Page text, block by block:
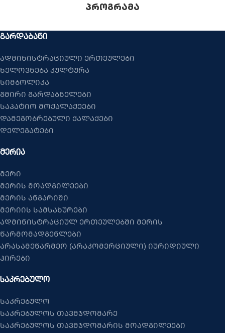
პროგრამა
ᲒᲐᲠᲓᲐᲑᲐᲜᲘ
ადმინისტრაციული ერთეულები
ხელოვნება კულტურა
სიმბოლიკა
გმირი გარდაბნელები
საპატიო მოქალაქეები
დამეგობრებული ქალაქები
დელეგატები
ᲛᲔᲠᲘᲐ
მერი
მერის მოადგილეები
მერის ანგარიში
მერიის სამსახურები
ადმინისტრაციულ ერთეულებში მერის
წარმომადგენლები
არასამეწარმეო (არაკომერციული) იურიდიული
პირები
ᲡᲐᲙᲠᲔᲑᲣᲚᲝ
საკრებულო
საკრებულოს თავმჯდომარე
საკრებულოს თავმჯდომარის მოადგილეები